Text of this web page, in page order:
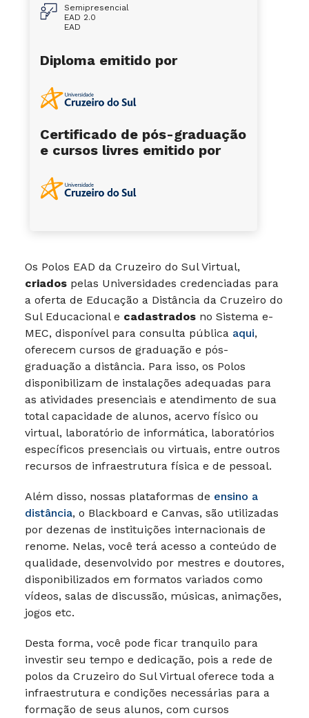
Os Polos EAD da Cruzeiro do Sul Virtual,
criados pelas Universidades credenciadas para
a oferta de Educação a Distância da Cruzeiro do
Sul Educacional e cadastrados no Sistema e-
MEC, disponível para consulta pública aqui,
oferecem cursos de graduação e pós-
graduação a distância. Para isso, os Polos
disponibilizam de instalações adequadas para
as atividades presenciais e atendimento de sua
total capacidade de alunos, acervo físico ou
virtual, laboratório de informática, laboratórios
específicos presenciais ou virtuais, entre outros
recursos de infraestrutura física e de pessoal.
Além disso, nossas plataformas de ensino a
distância, o Blackboard e Canvas, são utilizadas
por dezenas de instituições internacionais de
renome. Nelas, você terá acesso a conteúdo de
qualidade, desenvolvido por mestres e doutores,
disponibilizados em formatos variados como
vídeos, salas de discussão, músicas, animações,
jogos etc.
Desta forma, você pode ficar tranquilo para
investir seu tempo e dedicação, pois a rede de
polos da Cruzeiro do Sul Virtual oferece toda a
infraestrutura e condições necessárias para a
formação de seus alunos, com cursos
Semipresencial
EAD 2.0
EAD
Diploma emitido por
Certificado de pós-graduação
e cursos livres emitido por